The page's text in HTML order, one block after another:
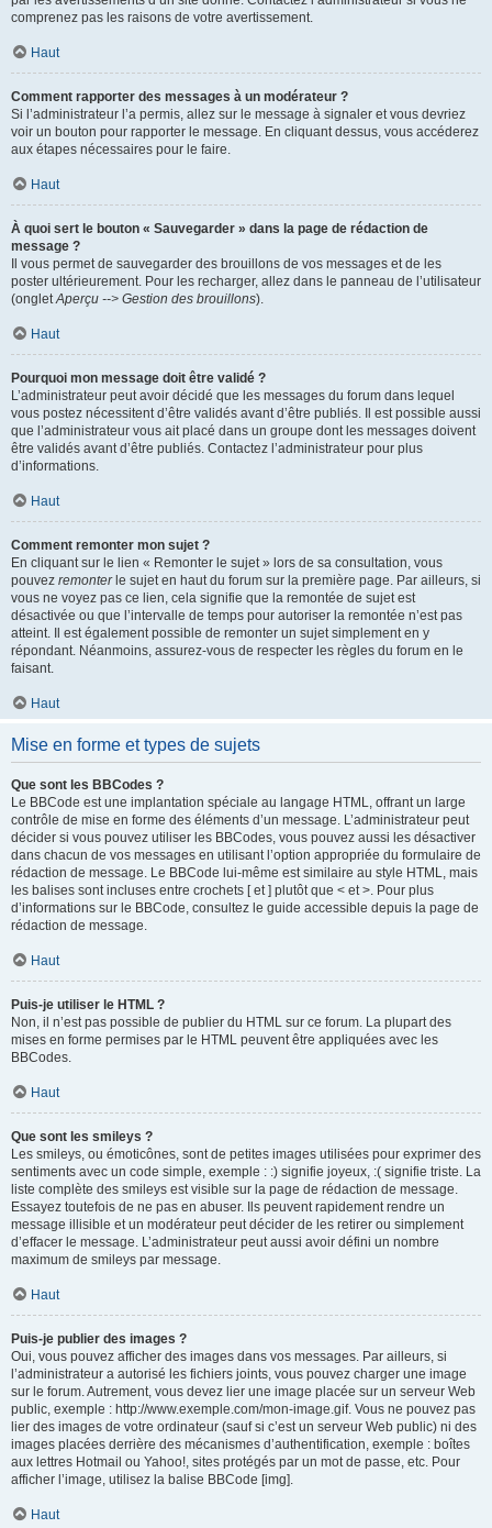
comprenez pas les raisons de votre avertissement.
Haut
Comment rapporter des messages à un modérateur ?
Si l’administrateur l’a permis, allez sur le message à signaler et vous devriez
voir un bouton pour rapporter le message. En cliquant dessus, vous accéderez
aux étapes nécessaires pour le faire.
Haut
À quoi sert le bouton « Sauvegarder » dans la page de rédaction de
message ?
Il vous permet de sauvegarder des brouillons de vos messages et de les
poster ultérieurement. Pour les recharger, allez dans le panneau de l’utilisateur
(ongletAperçu --> Gestion des brouillons).
Haut
Pourquoi mon message doit être validé ?
L’administrateur peut avoir décidé que les messages du forum dans lequel
vous postez nécessitent d’être validés avant d’être publiés. Il est possible aussi
que l’administrateur vous ait placé dans un groupe dont les messages doivent
être validés avant d’être publiés. Contactez l’administrateur pour plus
d’informations.
Haut
Comment remonter mon sujet ?
En cliquant sur le lien « Remonter le sujet » lors de sa consultation, vous
pouvez remonterle sujet en haut du forum sur la première page. Par ailleurs, si
vous ne voyez pas ce lien, cela signifie que la remontée de sujet est
désactivée ou que l’intervalle de temps pour autoriser la remontée n’est pas
atteint. Il est également possible de remonter un sujet simplement en y
répondant. Néanmoins, assurez-vous de respecter les règles du forum en le
faisant.
Haut
Mise en forme et types de sujets
Que sont les BBCodes ?
Le BBCode est une implantation spéciale au langage HTML, offrant un large
contrôle de mise en forme des éléments d’un message. L’administrateur peut
décider si vous pouvez utiliser les BBCodes, vous pouvez aussi les désactiver
dans chacun de vos messages en utilisant l’option appropriée du formulaire de
rédaction de message. Le BBCode lui-même est similaire au style HTML, mais
les balises sont incluses entre crochets [ et ] plutôt que < et >. Pour plus
d’informations sur le BBCode, consultez le guide accessible depuis la page de
rédaction de message.
Haut
Puis-je utiliser le HTML ?
Non, il n’est pas possible de publier du HTML sur ce forum. La plupart des
mises en forme permises par le HTML peuvent être appliquées avec les
BBCodes.
Haut
Que sont les smileys ?
Les smileys, ou émoticônes, sont de petites images utilisées pour exprimer des
sentiments avec un code simple, exemple : :) signifie joyeux, :( signifie triste. La
liste complète des smileys est visible sur la page de rédaction de message.
Essayez toutefois de ne pas en abuser. Ils peuvent rapidement rendre un
message illisible et un modérateur peut décider de les retirer ou simplement
d’effacer le message. L’administrateur peut aussi avoir défini un nombre
maximum de smileys par message.
Haut
Puis-je publier des images ?
Oui, vous pouvez afficher des images dans vos messages. Par ailleurs, si
l’administrateur a autorisé les fichiers joints, vous pouvez charger une image
sur le forum. Autrement, vous devez lier une image placée sur un serveur Web
public, exemple : http://www.exemple.com/mon-image.gif. Vous ne pouvez pas
lier des images de votre ordinateur (sauf si c’est un serveur Web public) ni des
images placées derrière des mécanismes d’authentification, exemple : boîtes
aux lettres Hotmail ou Yahoo!, sites protégés par un mot de passe, etc. Pour
afficher l’image, utilisez la balise BBCode [img].
Haut